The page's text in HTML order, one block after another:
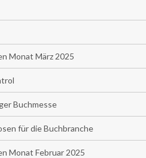
Monat März 2025
Buchmesse
für die Buchbranche
Monat Februar 2025